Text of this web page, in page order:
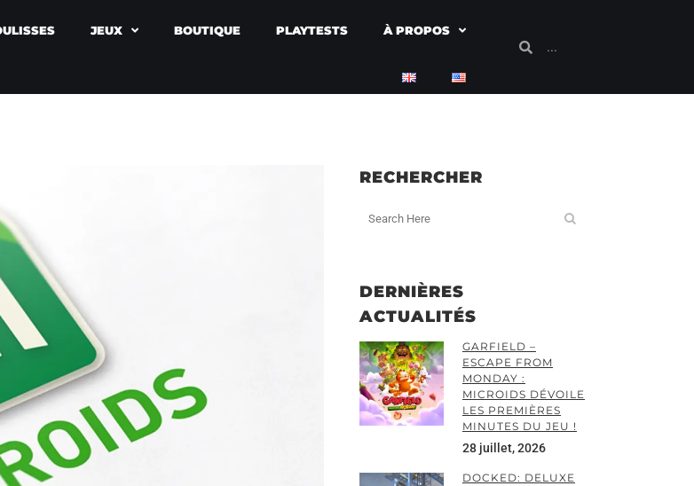
JEUX BOUTIQUE PLAYTESTS À PROPOS
RECHERCHER
DERNIÈRES
ACTUALITÉS
GARFIELD –
ESCAPE FROM
MONDAY :
MICROIDS DÉVOILE
LES PREMIÈRES
MINUTES DU JEU !
28 juillet, 2026
DOCKED: DELUXE